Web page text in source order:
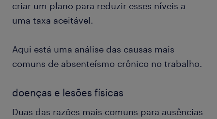
criar um plano para reduzir esses níveis a
uma taxa aceitável.
Aqui está uma análise das causas mais
comuns de absenteísmo crônico no trabalho.
doenças e lesões físicas
Duas das razões mais comuns para ausências